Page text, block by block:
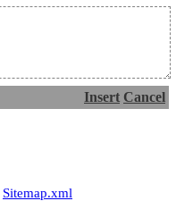
Insert Cancel
Sitemap.xml